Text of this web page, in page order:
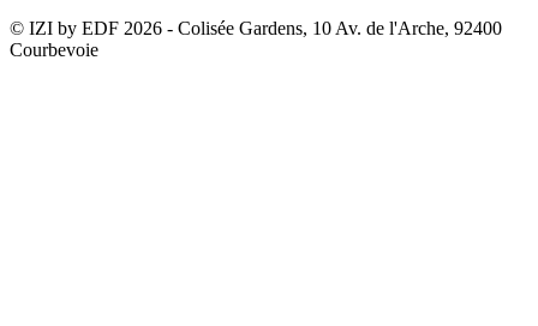
© IZI by EDF 2026 - Colisée Gardens, 10 Av. de l'Arche, 92400
Courbevoie